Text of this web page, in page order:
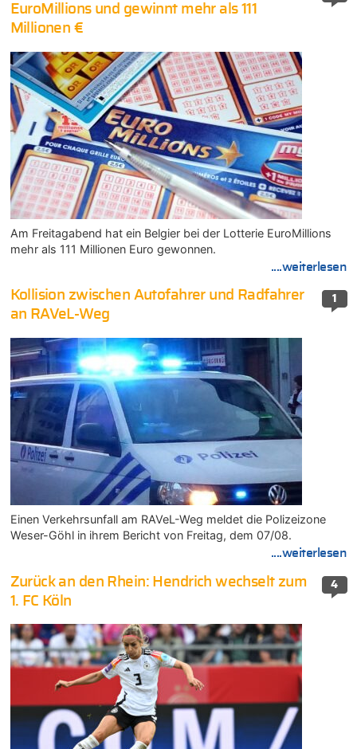
EuroMillions und gewinnt mehr als 111
Millionen €
Am Freitagabend hat ein Belgier bei der Lotterie EuroMillions
mehr als 111 Millionen Euro gewonnen.
....weiterlesen
1
Kollision zwischen Autofahrer und Radfahrer
an RAVeL-Weg
Einen Verkehrsunfall am RAVeL-Weg meldet die Polizeizone
Weser-Göhl in ihrem Bericht von Freitag, dem 07/08.
....weiterlesen
4
Zurück an den Rhein: Hendrich wechselt zum
1. FC Köln